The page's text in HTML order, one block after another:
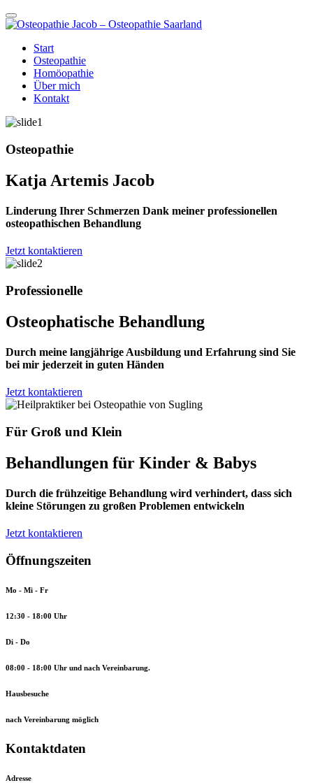
Start
Osteopathie
Homöopathie
Über mich
Kontakt
Osteopathie
Katja Artemis Jacob
Linderung Ihrer Schmerzen Dank meiner professionellen
osteopathischen Behandlung
Jetzt kontaktieren
Professionelle
Osteophatische Behandlung
Durch meine langjährige Ausbildung und Erfahrung sind Sie
bei mir jederzeit in guten Händen
Jetzt kontaktieren
Für Groß und Klein
Behandlungen für Kinder & Babys
Durch die frühzeitige Behandlung wird verhindert, dass sich
kleine Störungen zu großen Problemen entwickeln
Jetzt kontaktieren
Öffnungszeiten
Mo - Mi - Fr
12:30 - 18:00 Uhr
Di - Do
08:00 - 18:00 Uhr und nach Vereinbarung.
Hausbesuche
nach Vereinbarung möglich
Kontaktdaten
Adresse